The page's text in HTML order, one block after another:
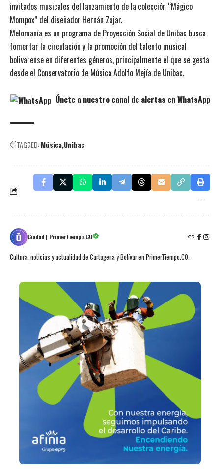
invitados musicales del lanzamiento de la colección “Mágico
Mompox” del diseñador Hernán Zajar.
Melomanía es un programa de Proyección Social de Unibac busca
fomentar la circulación y la promoción del talento musical
bolivarense en diferentes géneros, principalmente el que se gesta
desde el Conservatorio de Música Adolfo Mejía de Unibac.
Únete a nuestro canal de alertas en WhatsApp
TAGGED:Música Unibac
Ciudad | PrimerTiempo.CO
Cultura, noticias y actualidad de Cartagena y Bolívar en PrimerTiempo.CO.